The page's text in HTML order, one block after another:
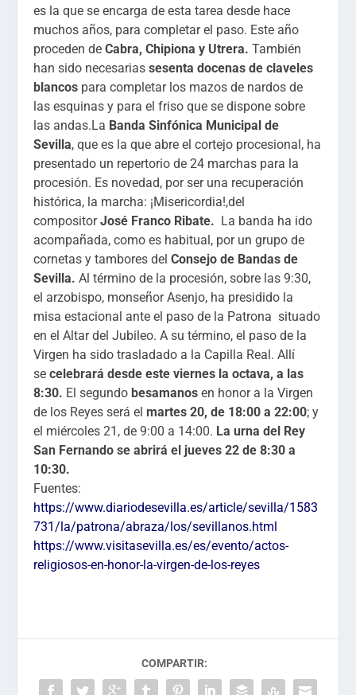
es la que se encarga de esta tarea desde hace
muchos años, para completar el paso. Este año
proceden deCabra, Chipiona y Utrera. También
han sido necesariassesenta docenas de claveles
blancos para completar los mazos de nardos de
las esquinas y para el friso que se dispone sobre
las andas.La Banda Sinfónica Municipal de
Sevilla, que es la que abre el cortejo procesional, ha
presentado un repertorio de 24 marchas para la
procesión. Es novedad, por ser una recuperación
histórica, la marcha: ¡Misericordia!,del
compositorJosé Franco Ribate. La banda ha ido
acompañada, como es habitual, por un grupo de
cornetas y tambores delConsejo de Bandas de
Sevilla.Al término de la procesión, sobre las 9:30,
el arzobispo, monseñor Asenjo, ha presidido la
misa estacional ante el paso de la Patrona situado
en el Altar del Jubileo. A su término, el paso de la
Virgen ha sido trasladado a la Capilla Real. Allí
secelebrará desde este viernes la octava, a las
8:30. El segundo besamanos en honor a la Virgen
de los Reyes será elmartes 20, de 18:00 a 22:00; y
el miércoles 21, de 9:00 a 14:00. La urna del Rey
San Fernando se abrirá el jueves 22 de 8:30 a
10:30.
Fuentes:
https://www.diariodesevilla.es/article/sevilla/1583
731/la/patrona/abraza/los/sevillanos.html
https://www.visitasevilla.es/es/evento/actos-
religiosos-en-honor-la-virgen-de-los-reyes
COMPARTIR: